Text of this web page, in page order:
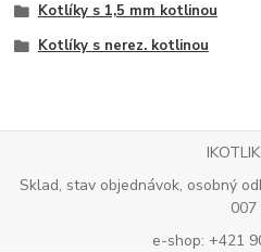
Kotlíky s 1,5 mm kotlinou
Kotlíky s nerez. kotlinou
Sklad, stav objednávok, osobný
007
e-shop: +421